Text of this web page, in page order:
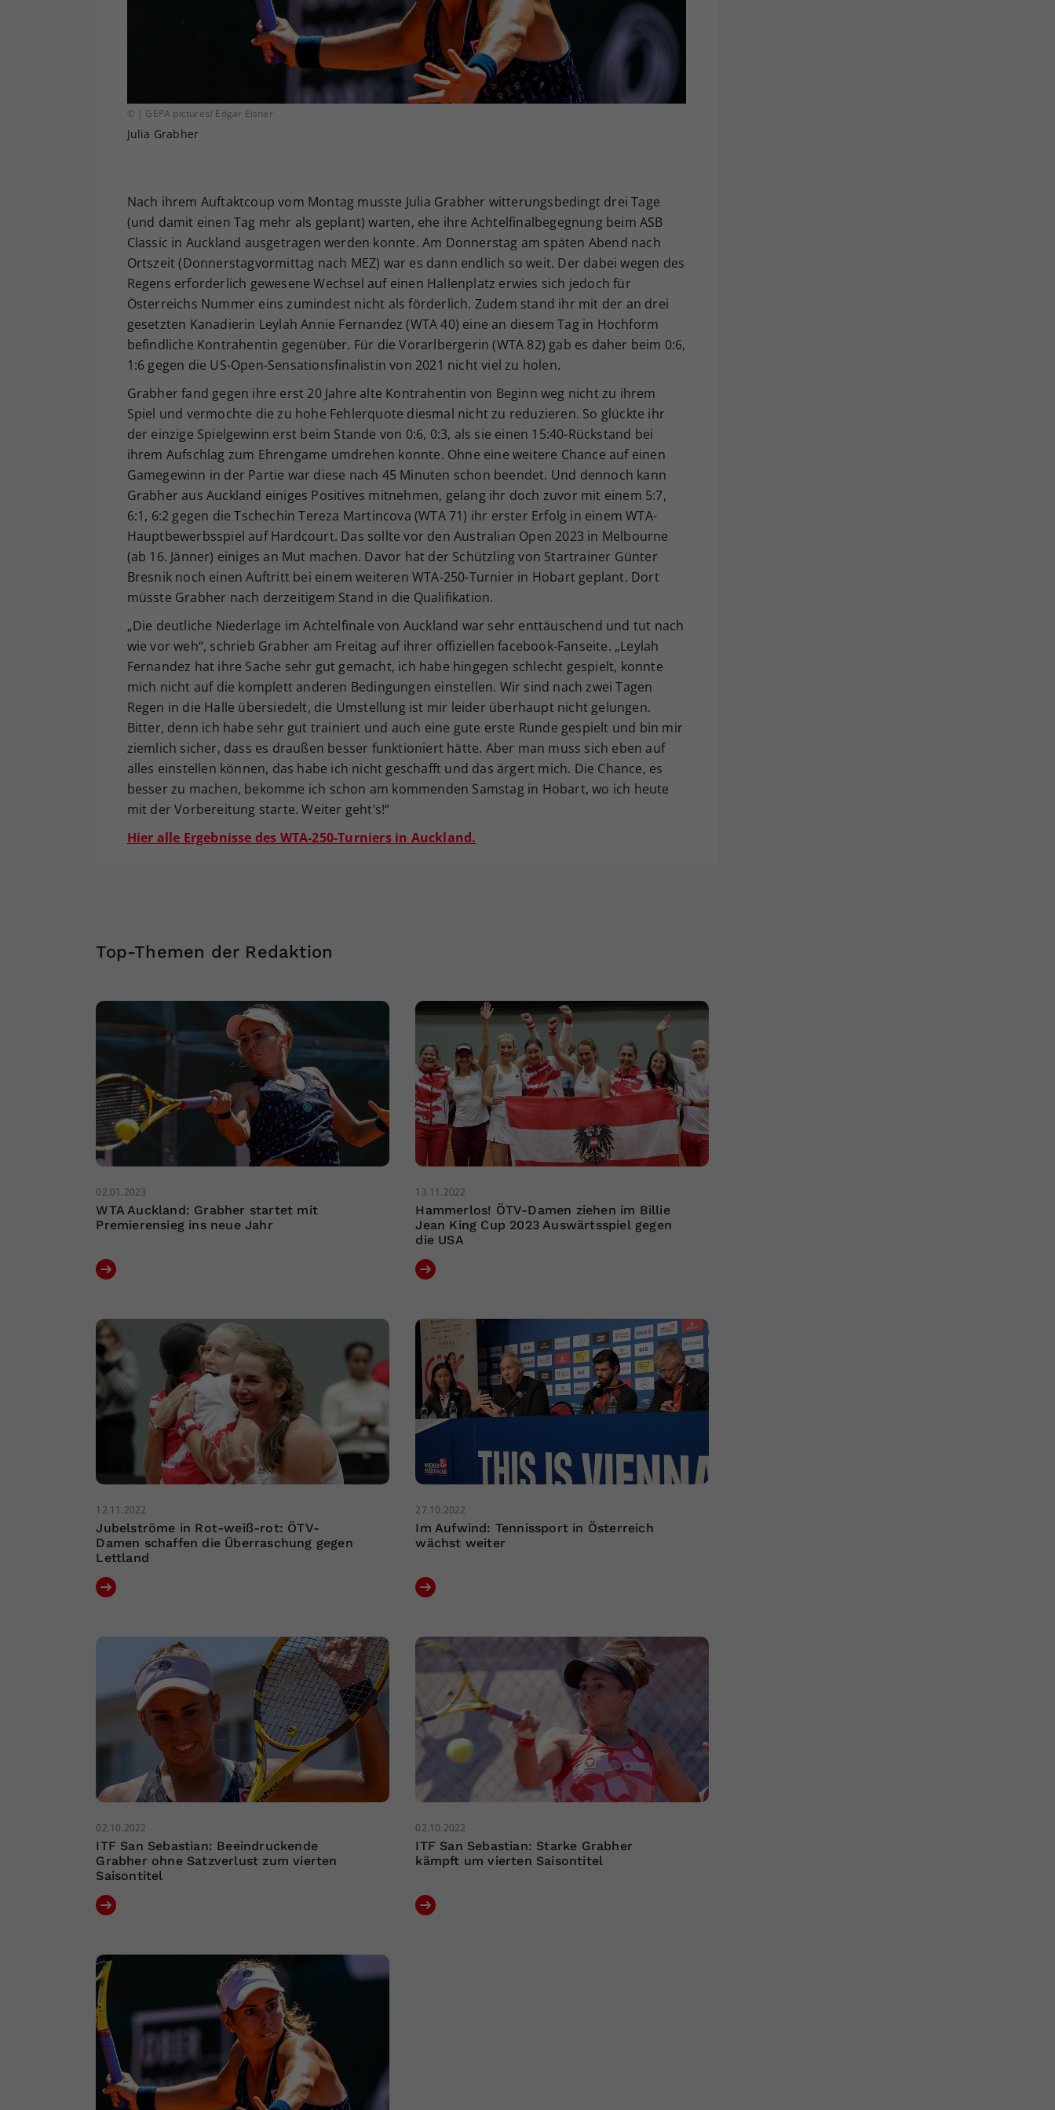
© | GEPA pictures/ Edgar Eisner
Julia Grabher
Nach ihrem Auftaktcoup vom Montag musste Julia Grabher witterungsbedingt drei Tage
(und damit einen Tag mehr als geplant) warten, ehe ihre Achtelfinalbegegnung beim ASB
Classic in Auckland ausgetragen werden konnte. Am Donnerstag am späten Abend nach
Ortszeit (Donnerstagvormittag nach MEZ) war es dann endlich so weit. Der dabei wegen des
Regens erforderlich gewesene Wechsel auf einen Hallenplatz erwies sich jedoch für
Österreichs Nummer eins zumindest nicht als förderlich. Zudem stand ihr mit der an drei
gesetzten Kanadierin Leylah Annie Fernandez (WTA 40) eine an diesem Tag in Hochform
befindliche Kontrahentin gegenüber. Für die Vorarlbergerin (WTA 82) gab es daher beim 0:6,
1:6 gegen die US-Open-Sensationsfinalistin von 2021 nicht viel zu holen.
Grabher fand gegen ihre erst 20 Jahre alte Kontrahentin von Beginn weg nicht zu ihrem
Spiel und vermochte die zu hohe Fehlerquote diesmal nicht zu reduzieren. So glückte ihr
der einzige Spielgewinn erst beim Stande von 0:6, 0:3, als sie einen 15:40-Rückstand bei
ihrem Aufschlag zum Ehrengame umdrehen konnte. Ohne eine weitere Chance auf einen
Gamegewinn in der Partie war diese nach 45 Minuten schon beendet. Und dennoch kann
Grabher aus Auckland einiges Positives mitnehmen, gelang ihr doch zuvor mit einem 5:7,
6:1, 6:2 gegen die Tschechin Tereza Martincova (WTA 71) ihr erster Erfolg in einem WTA-
Hauptbewerbsspiel auf Hardcourt. Das sollte vor den Australian Open 2023 in Melbourne
(ab 16. Jänner) einiges an Mut machen. Davor hat der Schützling von Startrainer Günter
Bresnik noch einen Auftritt bei einem weiteren WTA-250-Turnier in Hobart geplant. Dort
müsste Grabher nach derzeitigem Stand in die Qualifikation.
„Die deutliche Niederlage im Achtelfinale von Auckland war sehr enttäuschend und tut nach
wie vor weh“, schrieb Grabher am Freitag auf ihrer offiziellen facebook-Fanseite. „Leylah
Fernandez hat ihre Sache sehr gut gemacht, ich habe hingegen schlecht gespielt, konnte
mich nicht auf die komplett anderen Bedingungen einstellen. Wir sind nach zwei Tagen
Regen in die Halle übersiedelt, die Umstellung ist mir leider überhaupt nicht gelungen.
Bitter, denn ich habe sehr gut trainiert und auch eine gute erste Runde gespielt und bin mir
ziemlich sicher, dass es draußen besser funktioniert hätte. Aber man muss sich eben auf
alles einstellen können, das habe ich nicht geschafft und das ärgert mich. Die Chance, es
besser zu machen, bekomme ich schon am kommenden Samstag in Hobart, wo ich heute
mit der Vorbereitung starte. Weiter geht’s!“
Hier alle Ergebnisse des WTA-250-Turniers in Auckland.
Top-Themen der Redaktion
02.01.2023
WTA Auckland: Grabher startet mit
Premierensieg ins neue Jahr
13.11.2022
Hammerlos! ÖTV-Damen ziehen im Billie
Jean King Cup 2023 Auswärtsspiel gegen
die USA
12.11.2022
Jubelströme in Rot-weiß-rot: ÖTV-
Damen schaffen die Überraschung gegen
Lettland
27.10.2022
Im Aufwind: Tennissport in Österreich
wächst weiter
02.10.2022
ITF San Sebastian: Beeindruckende
Grabher ohne Satzverlust zum vierten
Saisontitel
02.10.2022
ITF San Sebastian: Starke Grabher
kämpft um vierten Saisontitel
Ihrer vorgenommen Einstellungen, falls der
Webseiten-Betreiber dies eingestellt hat.